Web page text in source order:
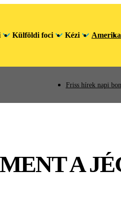
Külföldi foci Kézi Amerika
Friss hírek napi
A